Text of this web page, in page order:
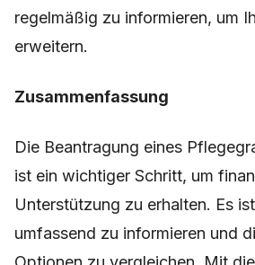
regelmäßig zu informieren, um
erweitern.
Zusammenfassung
Die Beantragung eines
ist ein wichtiger Schritt, um
Unterstützung zu erhalten. Es
umfassend zu informieren und